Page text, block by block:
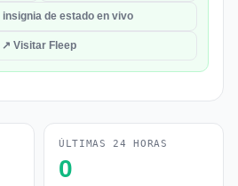
de estado en vivo
↗ Visitar Fleep
ÚLTIMAS 24 HORAS
0